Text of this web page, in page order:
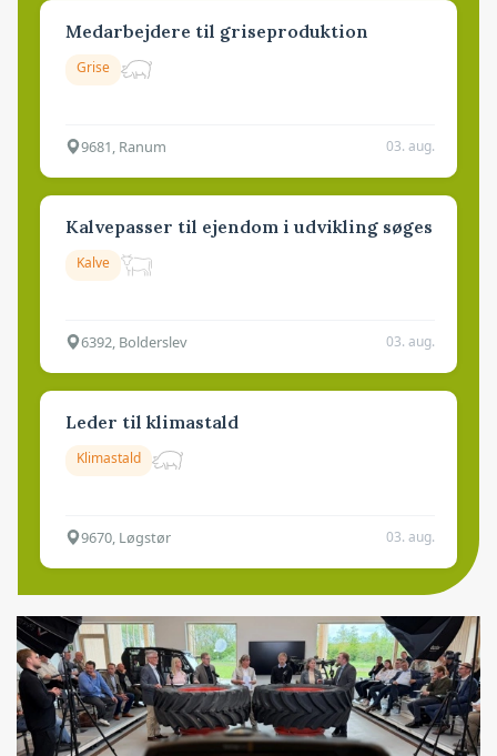
Medarbejdere til griseproduktion
Grise
9681, Ranum 03. aug.
Kalvepasser til ejendom i udvikling søges
Kalve
6392, Bolderslev 03. aug.
Leder til klimastald
Klimastald
9670, Løgstør 03. aug.